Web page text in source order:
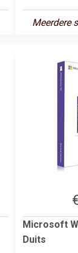
Meerdere
Microsoft
Duits